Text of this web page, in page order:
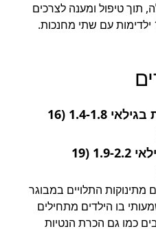
טיפול ומענה לצרכים
צעירים א' - ילדים וילדות בגילאי 1.4-1.8 (16
צעירים ב' - ילדימות בגילאי 1.9-2.2 (19
מתינוקות התלויים במבוגר
בו הילדים מתחילים
כמו גם הכרת הנטיות